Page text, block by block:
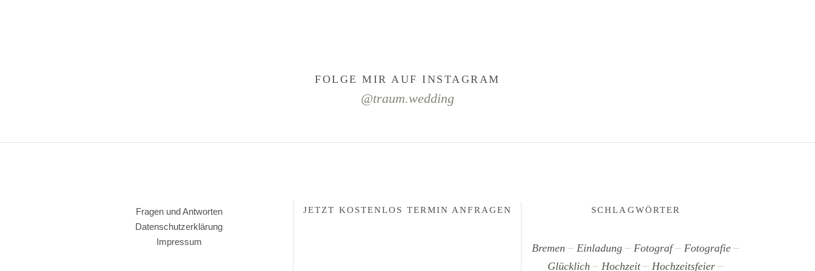
FOLGE MIR AUF INSTAGRAM
@traum.wedding
Fragen und Antworten
Datenschutzerklärung
Impressum
JETZT KOSTENLOS TERMIN ANFRAGEN SCHLAGWÖRTER
Bremen Einladung Fotograf
Fotografie
Glücklich
Hochzeit Hochzeitsfeier